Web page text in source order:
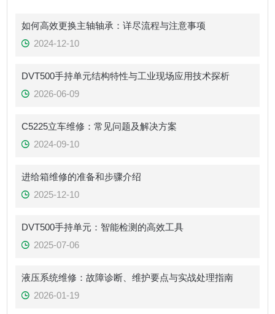
如何高效更换主轴轴承：详尽流程与注意事项
2024-12-10
DVT500手持单元结构特性与工业现场应用技术探析
2026-06-09
C5225立车维修：常见问题及解决方案
2024-09-10
进给箱维修的准备和步骤介绍
2025-12-10
DVT500手持单元：智能检测的高效工具
2025-07-06
液压系统维修：故障诊断、维护要点与实战处理指南
2026-01-19